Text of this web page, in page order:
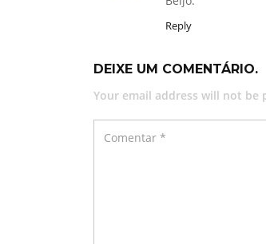
Reply
DEIXE UM COMENTÁRIO.
Your email address will not be